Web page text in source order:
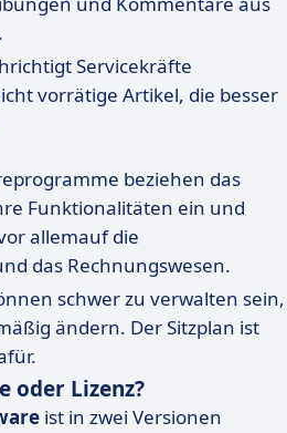
Servicekräfte
vorrätige Artikel, die besser
beziehen das
Funktionalitäten ein und
allemauf die
das Rechnungswesen.
schwer zu verwalten sein,
ändern. Der Sitzplan ist
oder Lizenz?
ist in zwei Versionen